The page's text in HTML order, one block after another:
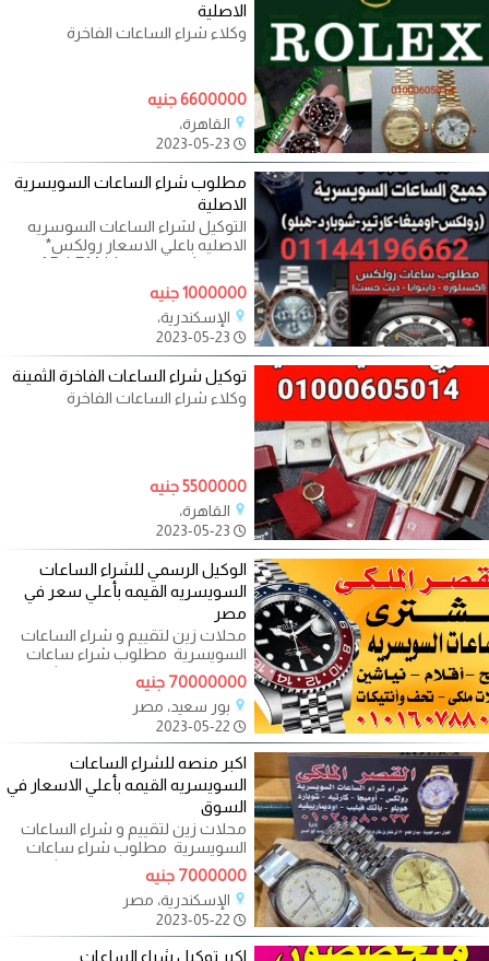
الاصلية
وكلاء شراء الساعات الفاخرة
6600000 جنيه
القاهرة،
مطلوب شراء الساعات السويسرية
الاصلية
التوكيل لشراء الساعات السوسريه
الاصليه باعلي الاسعار رولكس*
هبلوت * باتك فليب * AB * RM *
IWC* شوبارد *
1000000 جنيه
الإسكندرية،
توكيل شراء الساعات الفاخرة الثمينة
وكلاء شراء الساعات الفاخرة
5500000 جنيه
القاهرة،
الوكيل الرسمي للشراء الساعات
السويسريه القيمه بأعلي سعر في
مصر
محلات زين لتقييم و شراء الساعات
السويسرية ‎ مطلوب شراء ساعات
اصلية مستعملة قديمة وحديثة هل
تريد
70000000 جنيه
بور سعيد، مصر
اكبر منصه للشراء الساعات
السويسريه القيمه بأعلي الاسعار في
السوق
محلات زين لتقييم و شراء الساعات
السويسرية ‎ مطلوب شراء ساعات
اصلية مستعملة قديمة وحديثة هل
تريد
7000000 جنيه
الإسكندرية، مصر
اكبر توكيل شراء الساعات